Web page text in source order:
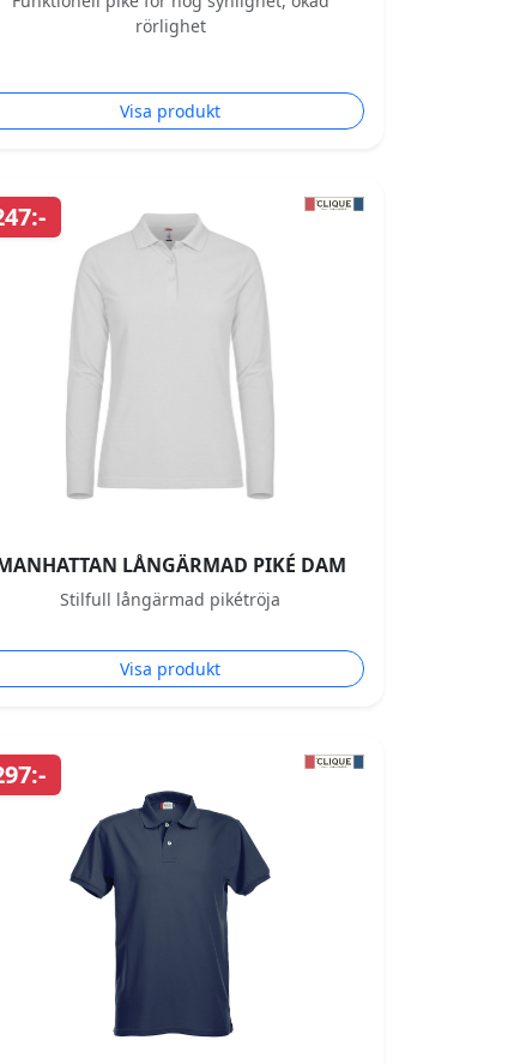
rörlighet
Visa produkt
LÅNGÄRMAD PIKÉ DAM
Stilfull långärmad pikétröja
Visa produkt